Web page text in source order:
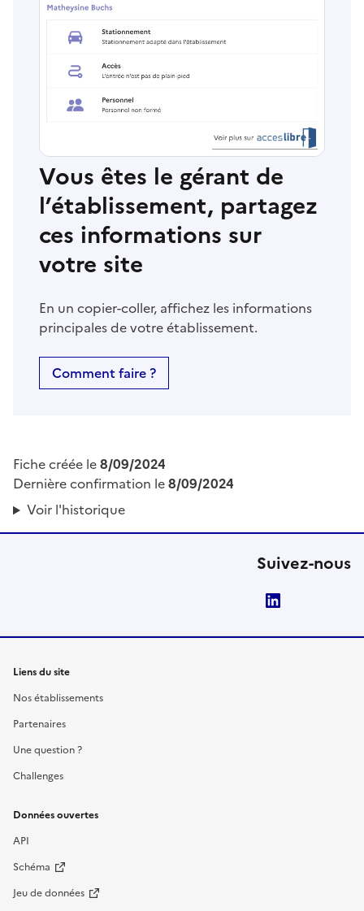
Vous êtes le gérant de
l’établissement, partagez
ces informations sur
votre site
En un copier-coller, affichez les informations
principales de votre établissement.
Comment faire ?
Fiche créée le8/09/2024
Dernière confirmation le8/09/2024
Voir l'historique
Suivez-nous
Liens du site
Nos établissements
Partenaires
Une question ?
Challenges
Données ouvertes
API
Schéma
Jeu de données